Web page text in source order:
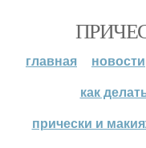
главная новости
как
прически и